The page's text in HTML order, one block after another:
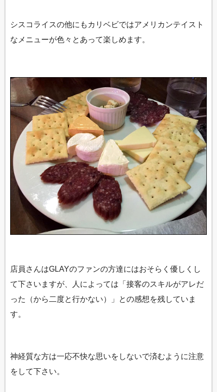
シスコライスの他にもカリベビではアメリカンテイスト
なメニューが色々とあって楽しめます。
店員さんはGLAYのファンの方達にはおそらく優しくし
て下さいますが、人によっては「接客のスキルがアレだ
った（から二度と行かない）」との感想を残していま
す。
神経質な方は一応不快な思いをしないで済むように注意
をして下さい。